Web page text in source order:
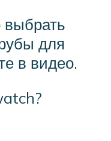
выбрать
для
в видео.